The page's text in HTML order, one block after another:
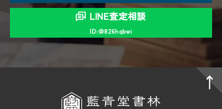
LINE査定相談
ID:＠826hqbwi